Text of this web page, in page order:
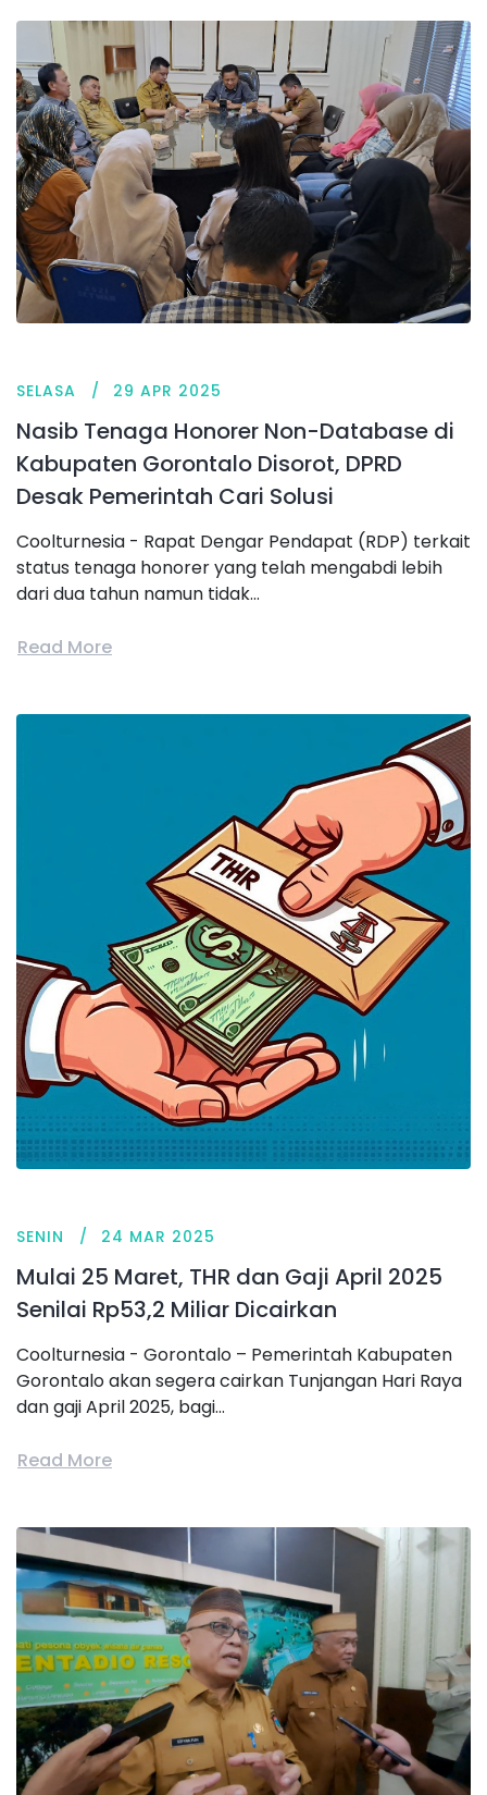
SELASA 29 APR 2025
Nasib Tenaga Honorer Non-Database di
Kabupaten Gorontalo Disorot, DPRD
Desak Pemerintah Cari Solusi
Coolturnesia - Rapat Dengar Pendapat (RDP) terkait
status tenaga honorer yang telah mengabdi lebih
dari dua tahun namun tidak...
Read More
SENIN 24 MAR 2025
Mulai 25 Maret, THR dan Gaji April 2025
Senilai Rp53,2 Miliar Dicairkan
Coolturnesia - Gorontalo – Pemerintah Kabupaten
Gorontalo akan segera cairkan Tunjangan Hari Raya
dan gaji April 2025, bagi...
Read More